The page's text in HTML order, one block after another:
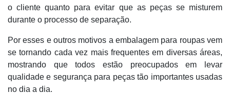
o cliente quanto para evitar que as peças se misturem
durante o processo de separação.
Por esses e outros motivos a embalagem para roupas vem
se tornando cada vez mais frequentes em diversas áreas,
mostrando que todos estão preocupados em levar
qualidade e segurança para peças tão importantes usadas
no dia a dia.